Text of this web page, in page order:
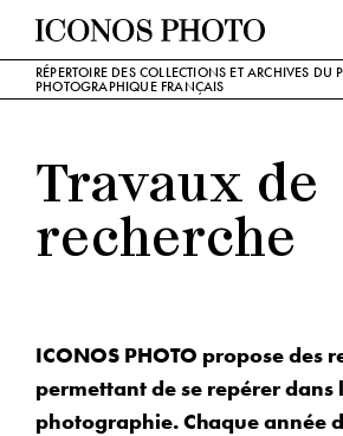
RÉPERTOIRE DES COLLECTIONS ET ARCHIVES DU
PHOTOGRAPHIQUE FRANÇAIS
Travaux de
recherche
ICONOS PHOTO propose des
permettant de se repérer dans
photographie. Chaque année